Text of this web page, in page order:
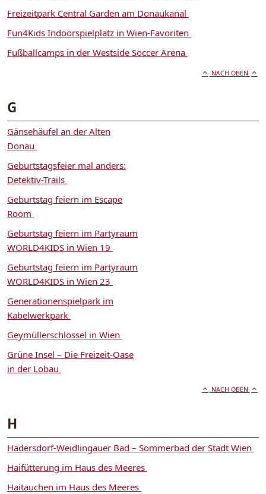
Freizeitpark Central Garden am Donaukanal
Fun4Kids Indoorspielplatz in Wien-Favoriten
Fußballcamps in der Westside Soccer Arena
NACH OBEN
G
Gänsehäufel an der Alten
Donau
Geburtstagsfeier mal anders:
Detektiv-Trails
Geburtstag feiern im Escape
Room
Geburtstag feiern im Partyraum
WORLD4KIDS in Wien 19
Geburtstag feiern im Partyraum
WORLD4KIDS in Wien 23
Generationenspielpark im
Kabelwerkpark
Geymüllerschlössel in Wien
Grüne Insel – Die Freizeit-Oase
in der Lobau
NACH OBEN
H
Hadersdorf-Weidlingauer Bad – Sommerbad der Stadt Wien
Haifütterung im Haus des Meeres
Haitauchen im Haus des Meeres